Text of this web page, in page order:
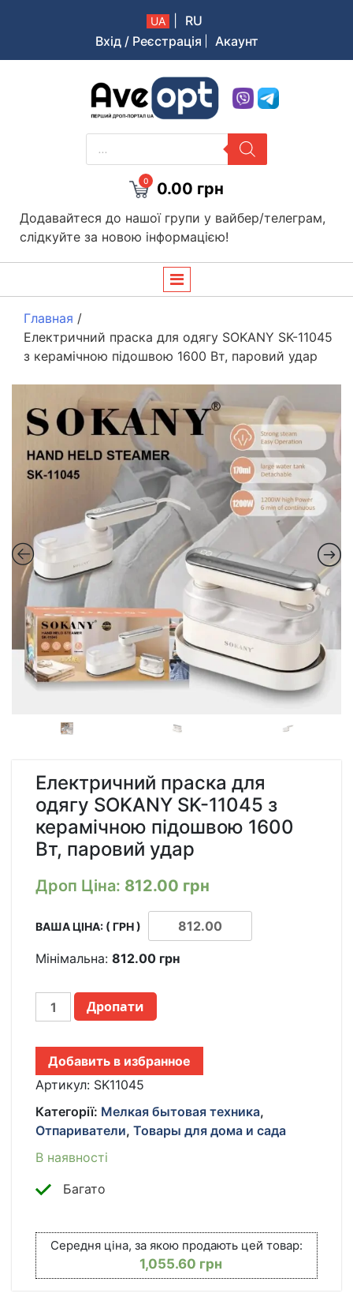
UA
RU
Вхід / Реєстрація
Акаунт
Aveopt – оптова дропшипінг платформа в Україні
PRODUCTS
SEARCH
0 0.00 грн
Додавайтеся до нашої групи у вайбер/телеграм,
слідкуйте за новою інформацією!
Главная /
Електричний праска для одягу SOKANY SK-11045
з керамічною підошвою 1600 Вт, паровий удар
Електричний праска для
одягу SOKANY SK-11045 з
керамічною підошвою 1600
Вт, паровий удар
Дроп Ціна: 812.00 грн
ВАША ЦІНА: ( ГРН )
Мінімальна: 812.00 грн
ЭЛЕКТРИЧЕСКИЙ
УТЮГ
ОДЕЖДЫ
SOKANY
SK-
С
КЕРАМИЧЕСКОЙ
1600
ВТ,
ПАРОВОЙ
КІЛЬКІСТЬ
Дропати
Добавить в избранное
Артикул: SK11045
Категорії: Мелкая бытовая техника,
Отпариватели, Товары для дома и сада
В наявності
Багато
Середня ціна, за якою продають цей товар:
1,055.60 грн